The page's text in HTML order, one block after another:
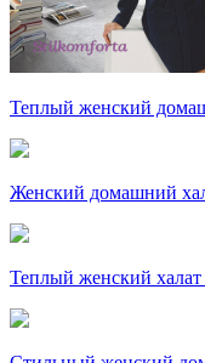
Теплый женский
Женский домашний
Теплый женский халат